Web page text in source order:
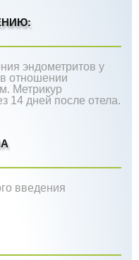
эндометритов у
отношении
Метрикур
14 дней после отела.
введения